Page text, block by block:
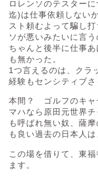
ロレンソのテスター
迄)は仕事依頼しない
スト頼むよって騙し
ソが悪いみたいに言
ちゃんと後半に仕事
も無かった。
1つ言えるのは、クラ
経験もセンシティブさ
本間？ ゴルフのキャ
マハなら原田元世界
も呼ばれ無い奴、薩
も良い過去の日本人
この場を借りて、東
ます。